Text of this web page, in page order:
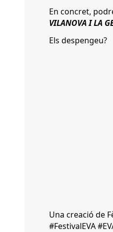
En concret,
VILANOVA I LA
Els despengeu?
Una creació de
#FestivalEVA